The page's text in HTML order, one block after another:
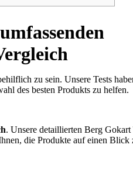
zu sein. Unsere Tests
des besten Produkts zu helfen.
. Unsere detaillierten Berg
die Produkte auf einen Blick